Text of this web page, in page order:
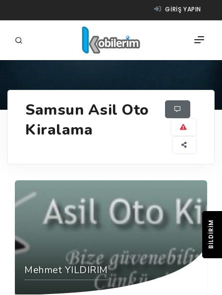
GIRIŞ YAPIN
ÜRÜNLER
Samsun Asil Oto
Kiralama
Mehmet YILDIRIM
BILDIRIM